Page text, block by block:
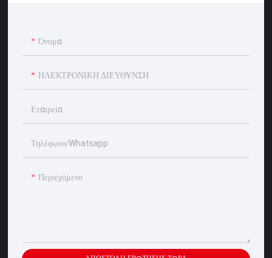
Όνομα
ΗΛΕΚΤΡΟΝΙΚΗ ΔΙΕΥΘΥΝΣΗ
Εταιρεία
Τηλέφωνο/whatsapp
Περιεχόμενο